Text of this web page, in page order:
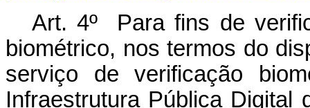
Art. 4º Para fins de
biométrico, nos termos do
serviço de verificação
Infraestrutura Pública Digital